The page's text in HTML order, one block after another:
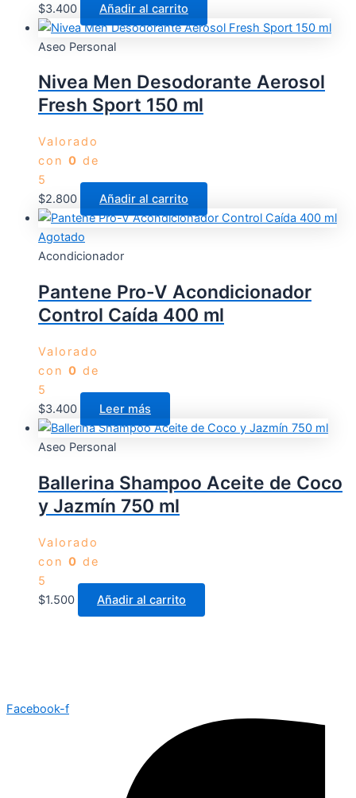
$3.400 Añadir al carrito
Aseo Personal
Nivea Men Desodorante Aerosol
Fresh Sport 150 ml
Valorado
con 0 de
5
$2.800 Añadir al carrito
Agotado
Acondicionador
Pantene Pro-V Acondicionador
Control Caída 400 ml
Valorado
con 0 de
5
$3.400 Leer más
Aseo Personal
Ballerina Shampoo Aceite de Coco
y Jazmín 750 ml
Valorado
con 0 de
5
$1.500 Añadir al carrito
Facebook-f